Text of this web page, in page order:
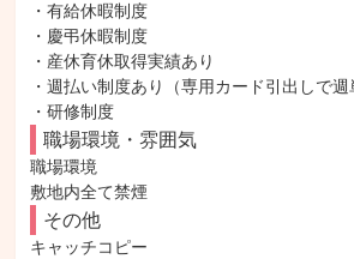
・有給休暇制度
・慶弔休暇制度
・産休育休取得実績あり
・週払い制度あり（専用カード引出しで週
・研修制度
職場環境・雰囲気
職場環境
敷地内全て禁煙
その他
キャッチコピー